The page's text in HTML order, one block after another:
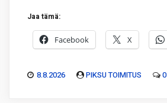
Jaa tämä:
Facebook X
8.8.2026 PIKSU TOIMITUS 0